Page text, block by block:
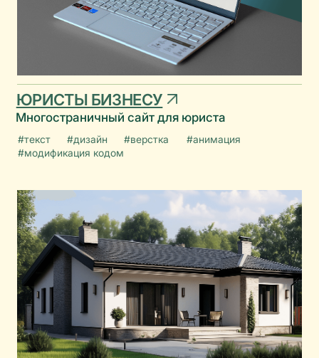
#модификация кодом #каталог
#анимация
Строительство домов, многостраничный сайт
МАСТЕРСКАЯ А2
#модификация кодом
#мой склад
#доставка
#оплата
#каталог
#верстка
#дизайн
Интернет-магазин товаров для маникюра
THE NAIL LAB